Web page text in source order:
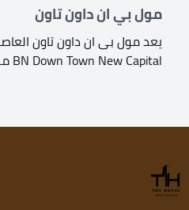
مول بي ان داون تاون
BN Down Town New Capital من أحدث مشاريع شركة